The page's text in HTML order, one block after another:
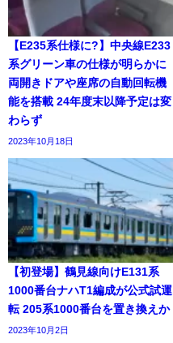
【E235系仕様に?】中央線E233
系グリーン車の仕様が明らかに
両開きドアや座席の自動回転機
能を搭載 24年度末以降予定は変
わらず
2023年10月18日
【初登場】鶴見線向けE131系
1000番台ナハT1編成が公式試運
転 205系1000番台を置き換えか
2023年10月2日